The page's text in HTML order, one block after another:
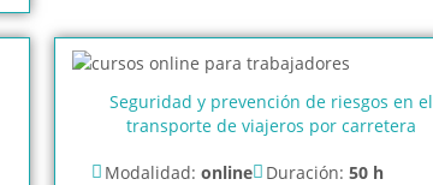
Seguridad y prevención de riesgos en el
transporte de viajeros por carretera
Modalidad: online Duración: 50 h